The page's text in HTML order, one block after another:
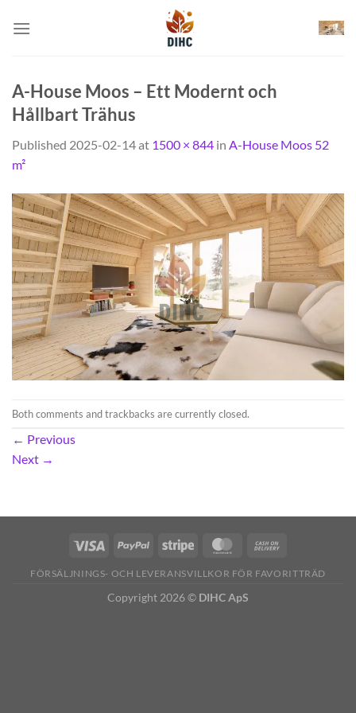
A-House Moos – Ett Modernt och
Hållbart Trähus
Published 2025-02-14at 1500 × 844 in A-House Moos 52
m²
Both comments and trackbacks are currently closed.
← Previous
Next →
FÖRSÄLJNINGS- OCH LEVERANSVILLKOR FÖR FAVORITTRÄD
Copyright 2026 © DIHC ApS